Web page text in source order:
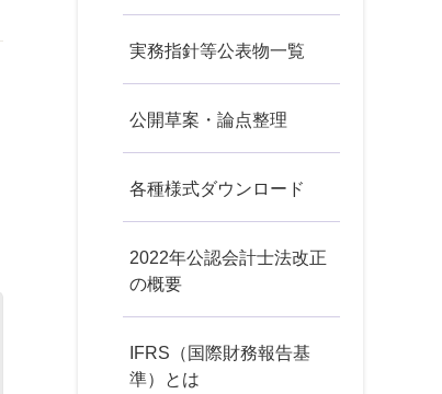
実務指針等公表物一覧
公開草案・論点整理
各種様式ダウンロード
2022年公認会計士法改正
の概要
IFRS（国際財務報告基
準）とは